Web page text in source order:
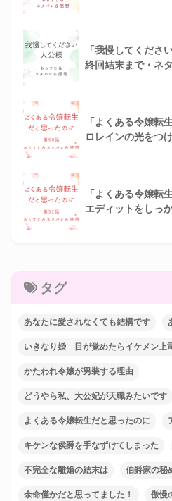
「我慢してくださ
終回結末まで・ネ
「よくある令嬢転
ロレインの光をつ
「よくある令嬢転
エディットをしっ
タグ
あなたに愛されなくても結構です
いきなり婚 目が覚めたらイケメン上
かたわれ令嬢が男装する理由
どうやら私、大公妃が天職みたいです
よくある令嬢転生だと思ったのに
キケンな侯爵を手なずけてしまった
不完全な離婚の結末は 伯爵家の秘
余命僅かだと思ってました！ 傲慢